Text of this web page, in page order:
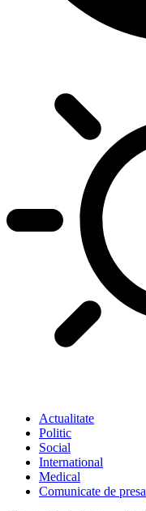
Actualitate
Politic
Social
International
Medical
Comunicate de presa